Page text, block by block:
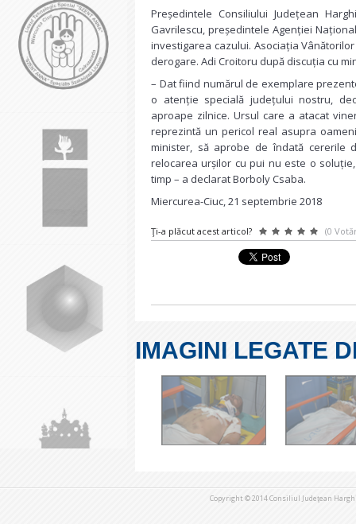
Președintele Consiliului Județean
Gavrilescu, președintele Agenției
investigarea cazului. Asociația
derogare. Adi Croitoru după discuția cu
– Dat fiind numărul de exemplare
o atenție specială județului nostru,
aproape zilnice. Ursul care a atacat
reprezintă un pericol real asupra
minister, să aprobe de îndată cererile
relocarea urșilor cu pui nu este o
timp – a declarat Borboly Csaba.
Miercurea-Ciuc, 21 septembrie 2018
Ţi-a plăcut acest articol? (0
IMAGINI LEGATE
Copyright © 2014 Consiliul Judeţean